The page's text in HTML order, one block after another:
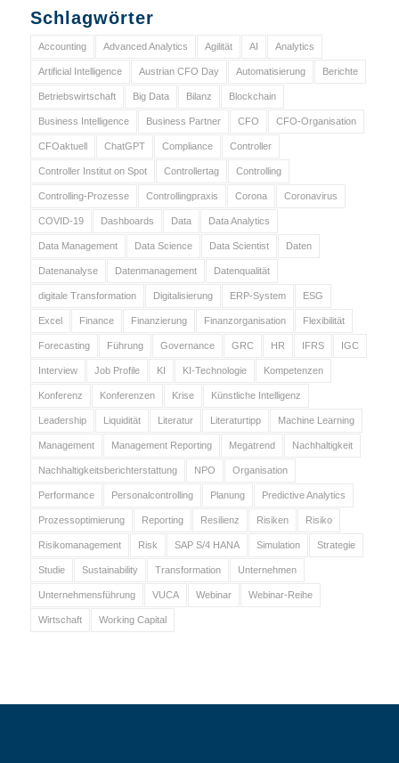
Schlagwörter
Accounting Advanced Analytics Agilität AI Analytics
Artificial Intelligence Austrian CFO Day Automatisierung Berichte
Betriebswirtschaft Big Data Bilanz Blockchain
Business Intelligence Business Partner CFO CFO-Organisation
CFOaktuell ChatGPT Compliance Controller
Controller Institut on Spot Controllertag Controlling
Controlling-Prozesse Controllingpraxis Corona Coronavirus
COVID-19 Dashboards Data Data Analytics
Data Management Data Science Data Scientist Daten
Datenanalyse Datenmanagement Datenqualität
digitale Transformation Digitalisierung ERP-System ESG
Excel Finance Finanzierung Finanzorganisation Flexibilität
Forecasting Führung Governance GRC HR IFRS IGC
Interview Job Profile KI KI-Technologie Kompetenzen
Konferenz Konferenzen Krise Künstliche Intelligenz
Leadership Liquidität Literatur Literaturtipp Machine Learning
Management Management Reporting Megatrend Nachhaltigkeit
Nachhaltigkeitsberichterstattung NPO Organisation
Performance Personalcontrolling Planung Predictive Analytics
Prozessoptimierung Reporting Resilienz Risiken Risiko
Risikomanagement Risk SAP S/4 HANA Simulation Strategie
Studie Sustainability Transformation Unternehmen
Unternehmensführung VUCA Webinar Webinar-Reihe
Wirtschaft Working Capital